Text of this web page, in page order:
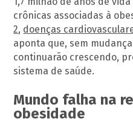
crônicas associadas à
2, doenças
aponta que, sem
continuarão crescendo,
sistema de saúde.
Mundo falha na
obesidade